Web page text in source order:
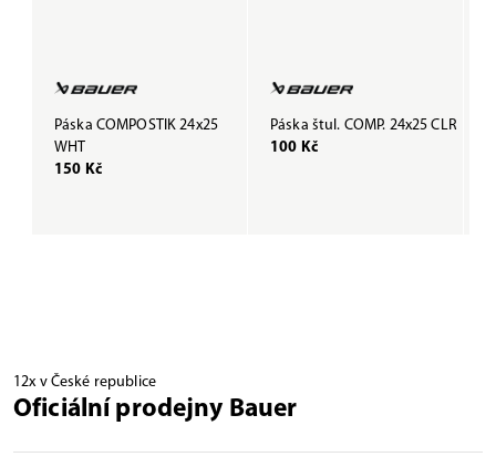
Páska COMPOSTIK 24x25
WHT
150 Kč
Páska štul. COMP. 24x25 CLR
100 Kč
12x v České republice
Oficiální prodejny Bauer